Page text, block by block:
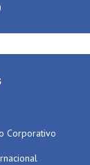
Corporativo